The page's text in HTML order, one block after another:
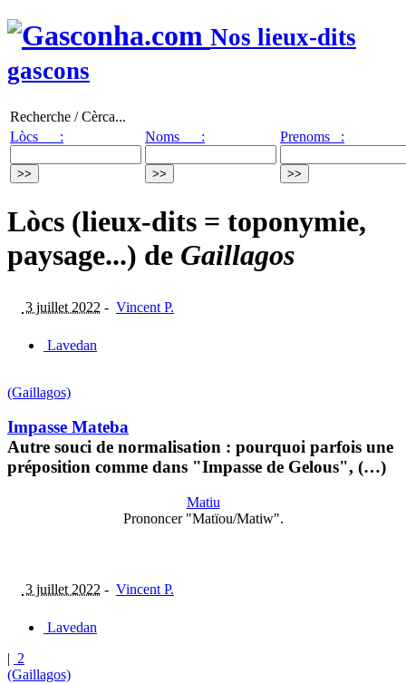
Nos lieux-dits
gascons
Recherche / Cèrca...
Lòcs :
Noms : Prenoms :
Lòcs (lieux-dits = toponymie,
paysage...) de Gaillagos
3 juillet 2022 - Vincent P.
Lavedan
(Gaillagos)
Impasse Mateba
Autre souci de normalisation : pourquoi parfois une
préposition comme dans "Impasse de Gelous", (…)
Matiu
Prononcer "Matïou/Matiw".
3 juillet 2022 - Vincent P.
Lavedan
| 2
(Gaillagos)